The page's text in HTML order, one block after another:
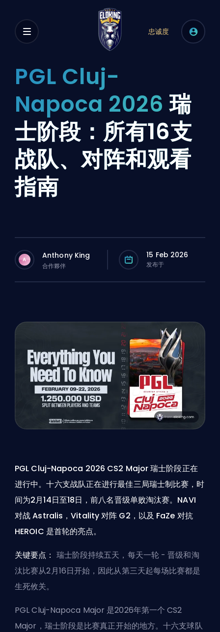
忠诚度
PGL Cluj-
Napoca 2026瑞
士阶段：所有16支
战队、对阵和观看
指南
A Anthony King
合作夥伴
15 Feb 2026
发布于
PGL Cluj-Napoca 2026 CS2 Major 瑞士阶段正在
进行中。十六支战队正在进行最佳三局瑞士制比赛，时
间为2月14日至18日，前八名晋级单败淘汰赛。NAVI
对战 Astralis，Vitality 对阵 G2，以及 FaZe 对抗
HEROIC 是首轮的亮点。
关键要点： 瑞士阶段持续五天，每天一轮 - 晋级和淘
汰比赛从2月16日开始，因此从第三天起每场比赛都是
生死攸关。
PGL Cluj-Napoca Major 是2026年第一个 CS2
Major，瑞士阶段是比赛真正开始的地方。十六支球队